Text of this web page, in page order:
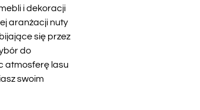
i dekoracji
aranżacji nuty
się przez
do
atmosferę lasu
swoim